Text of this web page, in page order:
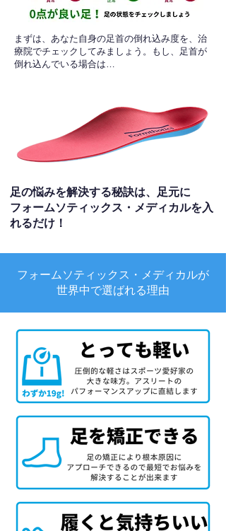
​まずは、あなた自身の足首の倒れ込み度を、治
療院でチェックしてみましょう。もし、足首が
倒れ込んでいる場合は…
足の悩みを解決する秘訣は、足元に
フォームソティックス・メディカルを入
れるだけ！
フォームソティックス・メディカルが
世界中で選ばれる理由